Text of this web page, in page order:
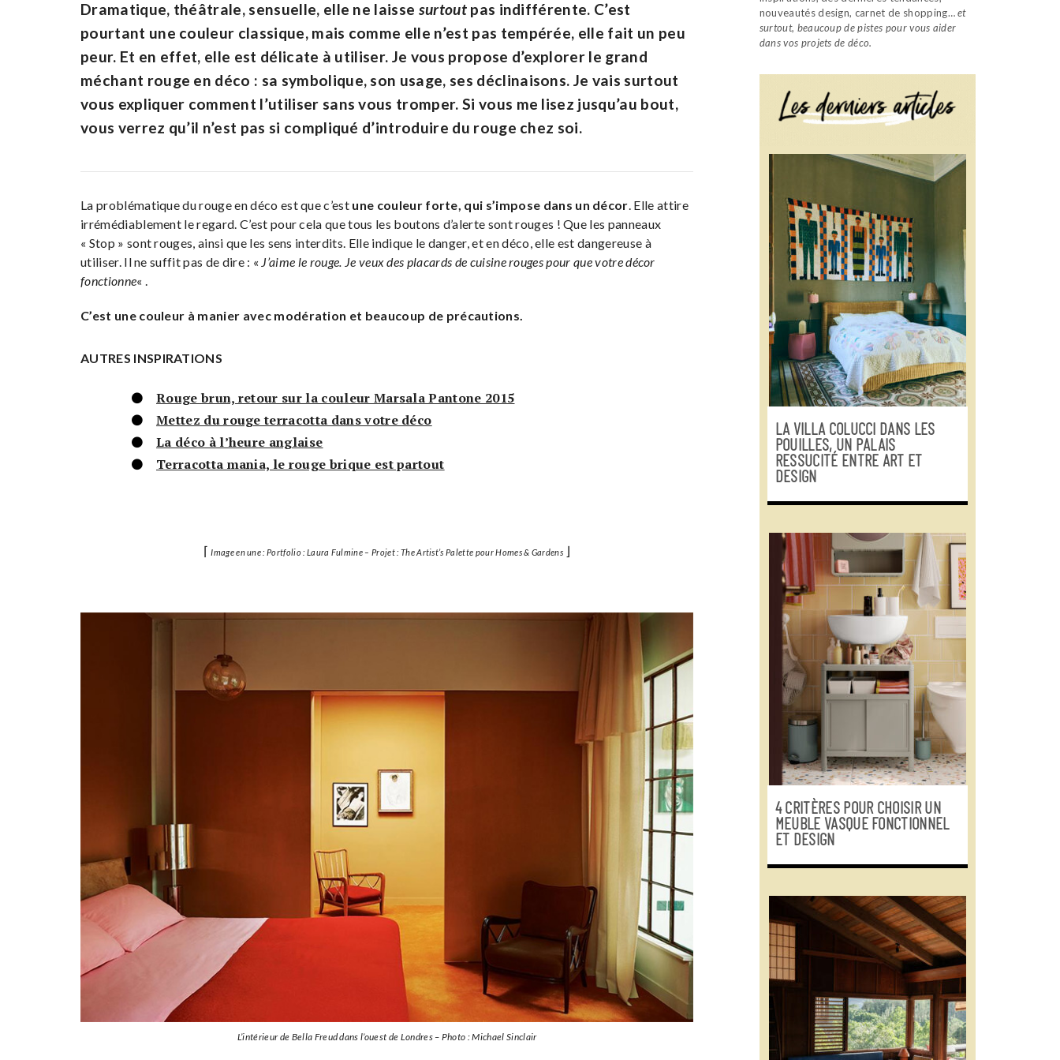
Dramatique, théâtrale, sensuelle, elle ne laisse surtoutpas indifférente. C’est
pourtant une couleur classique, mais comme elle n’est pas tempérée, elle fait un peu
peur. Et en effet, elle est délicate à utiliser. Je vous propose d’explorer le grand
méchant rouge en déco : sa symbolique, son usage, ses déclinaisons. Je vais surtout
vous expliquer comment l’utiliser sans vous tromper. Si vous me lisez jusqu’au bout,
vous verrez qu’il n’est pas si compliqué d’introduire du rouge chez soi.
La problématique du rouge en déco est que c’est une couleur forte, qui s’impose dans un décor. Elle attire
irrémédiablement le regard. C’est pour cela que tous les boutons d’alerte sont rouges ! Que les panneaux
« Stop » sont rouges, ainsi que les sens interdits. Elle indique le danger, et en déco, elle est dangereuse à
utiliser. Il ne suffit pas de dire : « J’aime le rouge. Je veux des placards de cuisine rouges pour que votre décor
fonctionne« .
C’est une couleur à manier avec modération et beaucoup de précautions.
AUTRES INSPIRATIONS
Rouge brun, retour sur la couleur Marsala Pantone 2015
Mettez du rouge terracotta dans votre déco
La déco à l’heure anglaise
Terracotta mania, le rouge brique est partout
⌈Image en une : Portfolio : Laura Fulmine – Projet : The Artist’s Palette pour Homes & Gardens ⌋
L’intérieur de Bella Freud dans l’ouest de Londres – Photo : Michael Sinclair
nouveautés design, carnet de shopping…et
surtout, beaucoup de pistes pour vous aider
dans vos projets de déco.
LA VILLA COLUCCI DANS LES
POUILLES, UN PALAIS
RESSUCITÉ ENTRE ART ET
DESIGN
4 CRITÈRES POUR CHOISIR UN
MEUBLE VASQUE FONCTIONNEL
ET DESIGN